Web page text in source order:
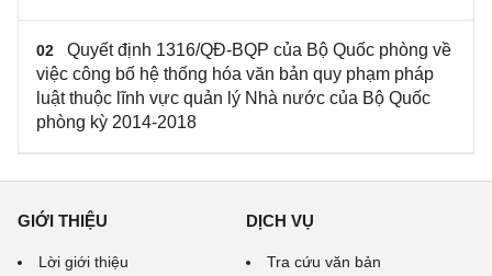
02
Quyết định 1316/QĐ-BQP của Bộ Quốc phòng về
việc công bố hệ thống hóa văn bản quy phạm pháp
luật thuộc lĩnh vực quản lý Nhà nước của Bộ Quốc
phòng kỳ 2014-2018
GIỚI THIỆU
Lời giới thiệu
DỊCH VỤ
Tra cứu văn bản